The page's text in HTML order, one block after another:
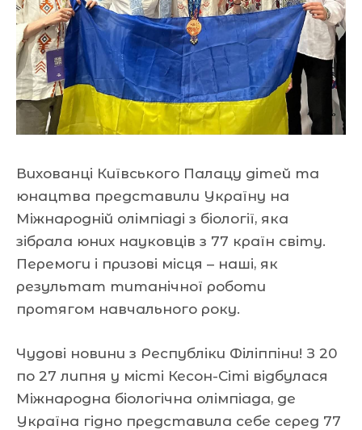
Вихованці Київського Палацу дітей та
юнацтва представили Україну на
Міжнародній олімпіаді з біології, яка
зібрала юних науковців з 77 країн світу.
Перемоги і призові місця – наші, як
результат титанічної роботи
протягом навчального року.
Чудові новини з Республіки Філіппіни! З 20
по 27 липня у місті Кесон-Сіті відбулася
Міжнародна біологічна олімпіада, де
Україна гідно представила себе серед 77